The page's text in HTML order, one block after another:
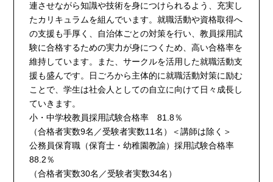
連させながら知識や技術を身につけられるよう、充実し
たカリキュラムを組んでいます。就職活動や資格取得へ
の支援も手厚く、自治体ごとの対策を行い、教員採用試
験に合格するための実力が身につくため、高い合格率を
維持しています。また、サークルを活用した就職活動支
援も盛んです。日ごろから主体的に就職活動対策に励む
ことで、学生は社会人としての自立に向けて日々成長し
ていきます。
小・中学校教員採用試験合格率 81.8％
（合格者実数9名／受験者実数11名）＜講師は除く＞
公務員保育職（保育士・幼稚園教諭）採用試験合格率
88.2％
（合格者実数30名／受験者実数34名）